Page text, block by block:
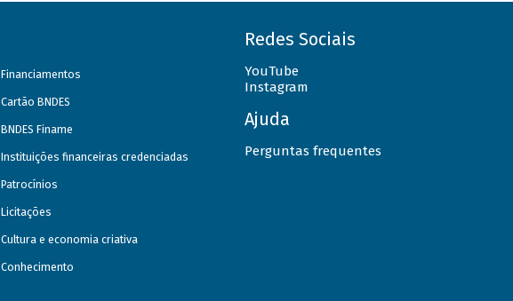
Financiamentos
Cartão BNDES
BNDES Finame
Instituições financeiras credenciadas
Patrocínios
Licitações
Cultura e economia criativa
Conhecimento
Redes Sociais
YouTube
Instagram
Ajuda
Perguntas frequentes